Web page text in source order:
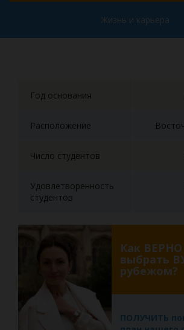
Жизнь и карьера
Год основания
Расположение
Число студентов
Удовлетворенность
студентов
Как ВЕРНО
выбрать
рубежом?
ПОЛУЧИТЬ